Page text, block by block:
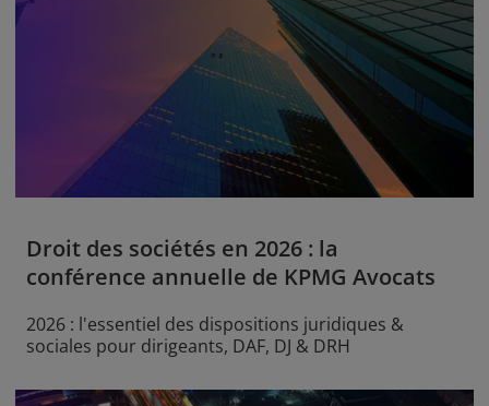
Droit des sociétés en 2026 : la
conférence annuelle de KPMG Avocats
2026 : l'essentiel des dispositions juridiques &
sociales pour dirigeants, DAF, DJ & DRH